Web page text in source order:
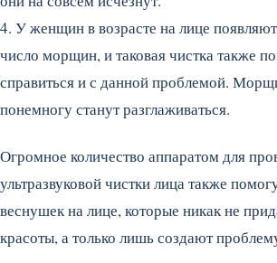
4. У женщин в возрасте на лице
число морщин, и таковая чистка также
справиться и с данной проблемой.
понемногу станут разглаживаться.
Огромное количество аппаратом для
ультразвуковой чистки лица также
веснушек на лице, которые никак не
красоты, а только лишь создают